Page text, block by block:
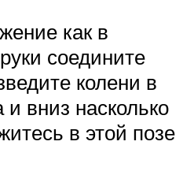
как в
соедините
колени в
вниз насколько
в этой позе